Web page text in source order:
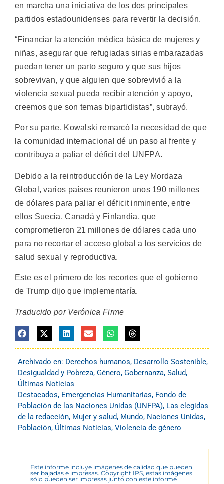
en marcha una iniciativa de los dos principales
partidos estadounidenses para revertir la decisión.
“Financiar la atención médica básica de mujeres y
niñas, asegurar que refugiadas sirias embarazadas
puedan tener un parto seguro y que sus hijos
sobrevivan, y que alguien que sobrevivió a la
violencia sexual pueda recibir atención y apoyo,
creemos que son temas bipartidistas”, subrayó.
Por su parte, Kowalski remarcó la necesidad de que
la comunidad internacional dé un paso al frente y
contribuya a paliar el déficit del UNFPA.
Debido a la reintroducción de la Ley Mordaza
Global, varios países reunieron unos 190 millones
de dólares para paliar el déficit inminente, entre
ellos Suecia, Canadá y Finlandia, que
comprometieron 21 millones de dólares cada uno
para no recortar el acceso global a los servicios de
salud sexual y reproductiva.
Este es el primero de los recortes que el gobierno
de Trump dijo que implementaría.
Traducido por Verónica Firme
Archivado en: Derechos humanos, Desarrollo Sostenible,
Desigualdad y Pobreza, Género, Gobernanza, Salud,
Últimas Noticias
Destacados, Emergencias Humanitarias, Fondo de
Población de las Naciones Unidas (UNFPA), Las elegidas
de la redacción, Mujer y salud, Mundo, Naciones Unidas,
Población, Últimas Noticias, Violencia de género
Este informe incluye imágenes de calidad que pueden
ser bajadas e impresas. Copyright IPS, estas imágenes
sólo pueden ser impresas junto con este informe